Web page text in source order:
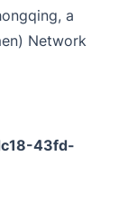
a
Network
43fd-